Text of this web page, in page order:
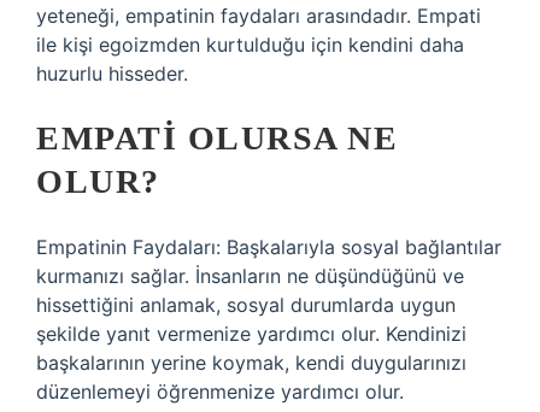
yeteneği, empatinin faydaları arasındadır. Empati
ile kişi egoizmden kurtulduğu için kendini daha
huzurlu hisseder.
EMPATI OLURSA NE
OLUR?
Empatinin Faydaları: Başkalarıyla sosyal bağlantılar
kurmanızı sağlar. İnsanların ne düşündüğünü ve
hissettiğini anlamak, sosyal durumlarda uygun
şekilde yanıt vermenize yardımcı olur. Kendinizi
başkalarının yerine koymak, kendi duygularınızı
düzenlemeyi öğrenmenize yardımcı olur.